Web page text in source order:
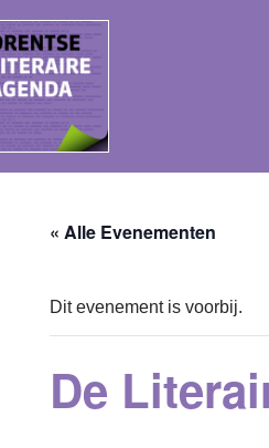
« Alle Evenementen
Dit evenement is voorbij.
De